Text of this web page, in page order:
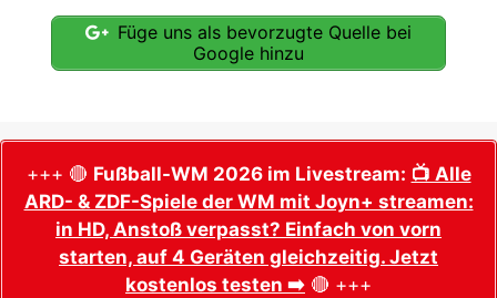
Füge uns als bevorzugte Quelle bei
Google hinzu
+++ 🔴 Fußball-WM 2026 im Livestream: 📺 Alle
ARD- & ZDF-Spiele der WM mit Joyn+ streamen:
in HD, Anstoß verpasst? Einfach von vorn
starten, auf 4 Geräten gleichzeitig. Jetzt
kostenlos testen ➡️ 🔴 +++